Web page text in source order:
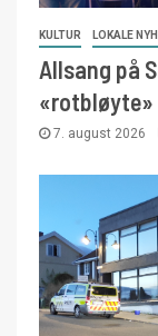
KULTUR LOKALE
Allsang på
«rotbløyte»
7. august 2026